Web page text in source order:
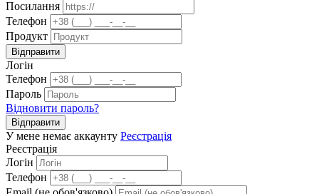
Посилання
Телефон
Продукт
Відправити
Логін
Телефон
Пароль
Відновити пароль?
Відправити
У мене немає аккаунту Реєстрація
Реєстрація
Логін
Телефон